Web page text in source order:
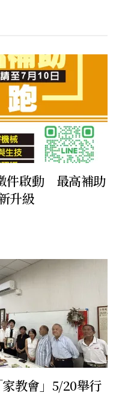
件啟動 最高補助
升級
教會」5/20舉行